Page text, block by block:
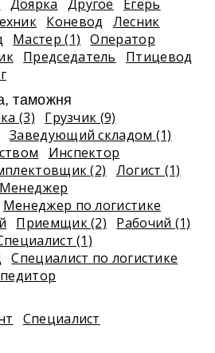
Доярка Другое
Егерь
Коневод
Лесник
Мастер (1)
Оператор
Председатель
Птицевод
таможня
(3)
Грузчик (9)
Заведующий складом (1)
Инспектор
(2)
Логист (1)
Менеджер
Менеджер по логистике
Приемщик (2)
Рабочий (1)
(1)
Специалист по логистике
Специалист